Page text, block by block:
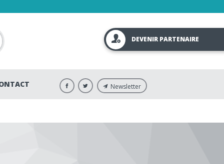
DEVENIR PARTENAIRE
Newsletter